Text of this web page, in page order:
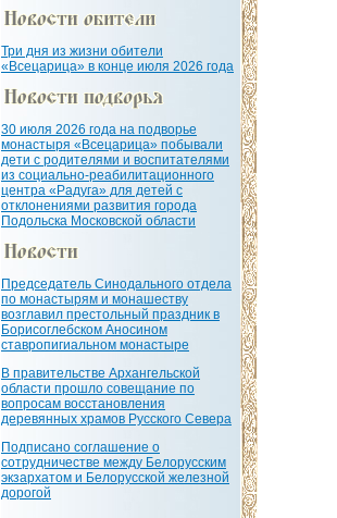
Три дня из жизни обители
«Всецарица» в конце июля 2026 года
30 июля 2026 года на подворье
монастыря «Всецарица» побывали
дети с родителями и воспитателями
из социально-реабилитационного
центра «Радуга» для детей с
отклонениями развития города
Подольска Московской области
Председатель Синодального отдела
по монастырям и монашеству
возглавил престольный праздник в
Борисоглебском Аносином
ставропигиальном монастыре
В правительстве Архангельской
области прошло совещание по
вопросам восстановления
деревянных храмов Русского Севера
Подписано соглашение о
сотрудничестве между Белорусским
экзархатом и Белорусской железной
дорогой